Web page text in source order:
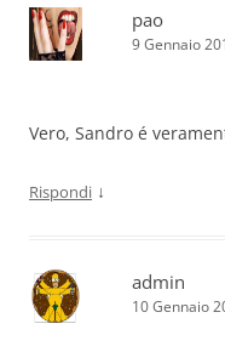
pao
9 Gennaio
Vero, Sandro é
Rispondi ↓
admin
10 Gennaio